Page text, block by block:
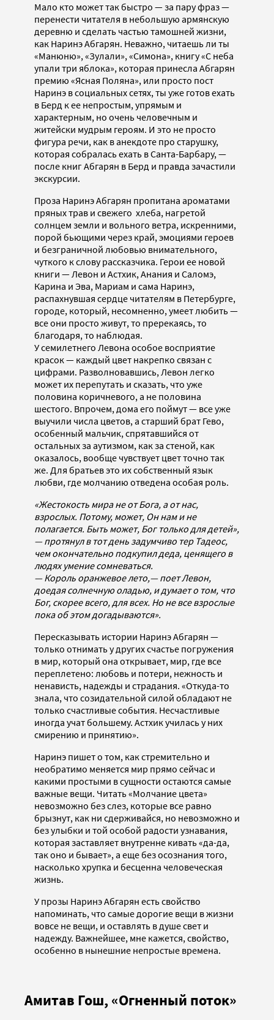
Мало кто может так быстро — за пару фраз —
перенести читателя в небольшую армянскую
деревню и сделать частью тамошней жизни,
как Наринэ Абгарян. Неважно, читаешь ли ты
«Манюню», «Зулали», «Симона», книгу «С неба
упали три яблока», которая принесла Абгарян
премию «Ясная Поляна», или просто пост
Наринэ в социальных сетях, ты уже готов ехать
в Берд к ее непростым, упрямым и
характерным, но очень человечным и
житейски мудрым героям. И это не просто
фигура речи, как в анекдоте про старушку,
которая собралась ехать в Санта-Барбару, —
после книг Абгарян в Берд и правда зачастили
экскурсии.
Проза Наринэ Абгарян пропитана ароматами
пряных трав и свежего хлеба, нагретой
солнцем земли и вольного ветра, искренними,
порой бьющими через край, эмоциями героев
и безграничной любовью внимательного,
чуткого к слову рассказчика. Герои ее новой
книги — Левон и Астхик, Анания и Саломэ,
Карина и Эва, Мариам и сама Наринэ,
распахнувшая сердце читателям в Петербурге,
городе, который, несомненно, умеет любить —
все они просто живут, то пререкаясь, то
благодаря, то наблюдая.
У семилетнего Левона особое восприятие
красок — каждый цвет накрепко связан с
цифрами. Разволновавшись, Левон легко
может их перепутать и сказать, что уже
половина коричневого, а не половина
шестого. Впрочем, дома его поймут — все уже
выучили числа цветов, а старший брат Гево,
особенный мальчик, спрятавшийся от
остальных за аутизмом, как за стеной, как
оказалось, вообще чувствует цвет точно так
же. Для братьев это их собственный язык
любви, где молчанию отведена особая роль.
«Жестокость мира не от Бога, а от нас,
взрослых. Потому, может, Он нам и не
полагается. Быть может, Бог только для детей»,
— протянул в тот день задумчиво тер Тадеос,
чем окончательно подкупил деда, ценящего в
людях умение сомневаться.
— Король оранжевое лето,— поет Левон,
доедая солнечную оладью, и думает о том, что
Бог, скорее всего, для всех. Но не все взрослые
пока об этом догадываются».
Пересказывать истории Наринэ Абгарян —
только отнимать у других счастье погружения
в мир, который она открывает, мир, где все
переплетено: любовь и потери, нежность и
ненависть, надежды и страдания. «Откуда-то
знала, что созидательной силой обладают не
только счастливые события. Несчастливые
иногда учат большему. Астхик училась у них
смирению и принятию».
Наринэ пишет о том, как стремительно и
необратимо меняется мир прямо сейчас и
какими простыми в сущности остаются самые
важные вещи. Читать «Молчание цвета»
невозможно без слез, которые все равно
брызнут, как ни сдерживайся, но невозможно и
без улыбки и той особой радости узнавания,
которая заставляет внутренне кивать «да-да,
так оно и бывает», а еще без осознания того,
насколько хрупка и бесценна человеческая
жизнь.
У прозы Наринэ Абгарян есть свойство
напоминать, что самые дорогие вещи в жизни
вовсе не вещи, и оставлять в душе свет и
надежду. Важнейшее, мне кажется, свойство,
особенно в нынешние непростые времена.
Амитав Гош, «Огненный поток»